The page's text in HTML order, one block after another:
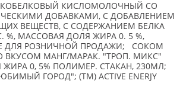
КИСЛОМОЛОЧНЫЙ СО
ДОБАВКАМИ, С ДОБАВЛЕНИЕМ
ВЕЩЕСТВ, С СОДЕРЖАНИЕМ БЕЛКА
%, МАССОВАЯ ДОЛЯ ЖИРА 0. 5 %,
ДЛЯ РОЗНИЧНОЙ ПРОДАЖИ; СОКОМ
ВКУСОМ МАНГ/МАРАК. "ТРОП. МИКС"
0, 5% ПОЛИМЕР. СТАКАН, 230МЛ;
ГОРОД"; (TM) ACTIVE ENERJY